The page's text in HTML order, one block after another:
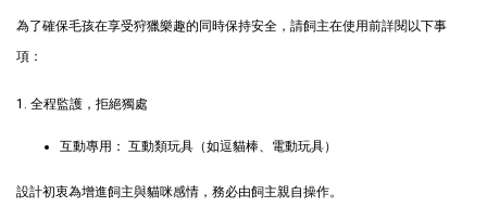
瀏覽全部
為了確保毛孩在享受狩獵樂趣的同時保持安全，請飼主在使用前詳閱以下事
項：
1. 全程監護，拒絕獨處
互動專用： 互動類玩具（如逗貓棒、電動玩具）
設計初衷為增進飼主與貓咪感情，務必由飼主親自操作。